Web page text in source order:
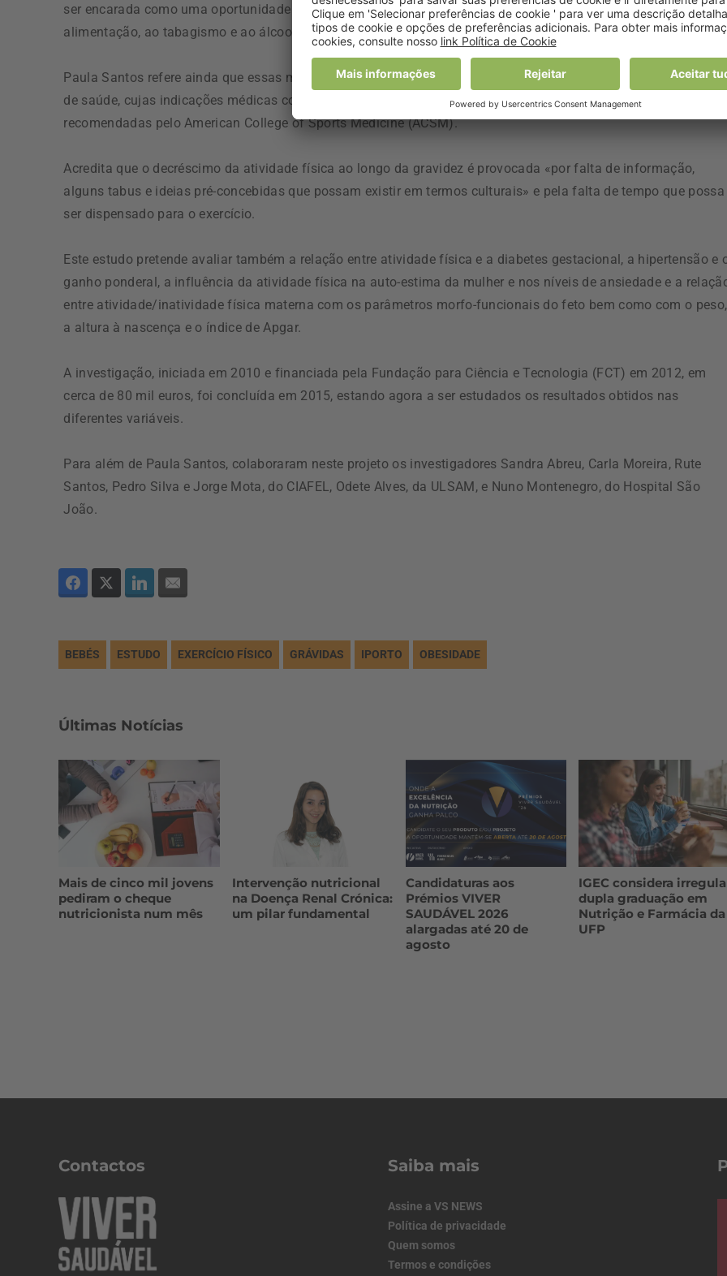
ser encarada como uma oportunidade de alterar os hábitos de atividade física, como se alteram em relação à
alimentação, ao tabagismo e ao álcool, acrescenta.
Paula Santos refere ainda que essas mudanças de comportamento deviam ser estimuladas pelos profissionais
de saúde, cujas indicações médicas continuam «muito aquém» das normas de orientação clínica
recomendadas pelo American College of Sports Medicine (ACSM).
Acredita que o decréscimo da atividade física ao longo da gravidez é provocada «por falta de informação,
alguns tabus e ideias pré-concebidas que possam existir em termos culturais» e pela falta de tempo que possa
ser dispensado para o exercício.
Este estudo pretende avaliar também a relação entre atividade física e a diabetes gestacional, a hipertensão e
ganho ponderal, a influência da atividade física na auto-estima da mulher e nos níveis de ansiedade e a
entre atividade/inatividade física materna com os parâmetros morfo-funcionais do feto bem como com o peso,
a altura à nascença e o índice de Apgar.
A investigação, iniciada em 2010 e financiada pela Fundação para Ciência e Tecnologia (FCT) em 2012, em
cerca de 80 mil euros, foi concluída em 2015, estando agora a ser estudados os resultados obtidos nas
diferentes variáveis.
Para além de Paula Santos, colaboraram neste projeto os investigadores Sandra Abreu, Carla Moreira, Rute
Santos, Pedro Silva e Jorge Mota, do CIAFEL, Odete Alves, da ULSAM, e Nuno Montenegro, do Hospital São
João.
BEBÉS ESTUDO EXERCÍCIO FÍSICO GRÁVIDAS IPORTO OBESIDADE
Últimas Notícias
Mais de cinco mil jovens
pediram o cheque
nutricionista num mês
Intervenção nutricional
na Doença Renal Crónica:
um pilar fundamental
Candidaturas aos
Prémios VIVER
SAUDÁVEL 2026
alargadas até 20 de
agosto
IGEC considera
dupla graduação em
Nutrição e Farmácia da
UFP
Contactos Saiba mais
Assine a VS NEWS
Política de privacidade
Quem somos
Termos e condições